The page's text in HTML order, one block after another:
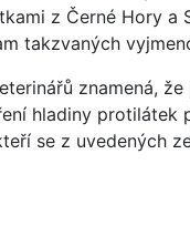
z Černé Hory a
takzvaných
znamená,
hladiny protilátek
se z uvedených